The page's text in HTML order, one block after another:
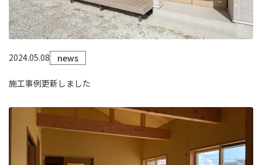
2024.05.08 news
施工事例更新しました